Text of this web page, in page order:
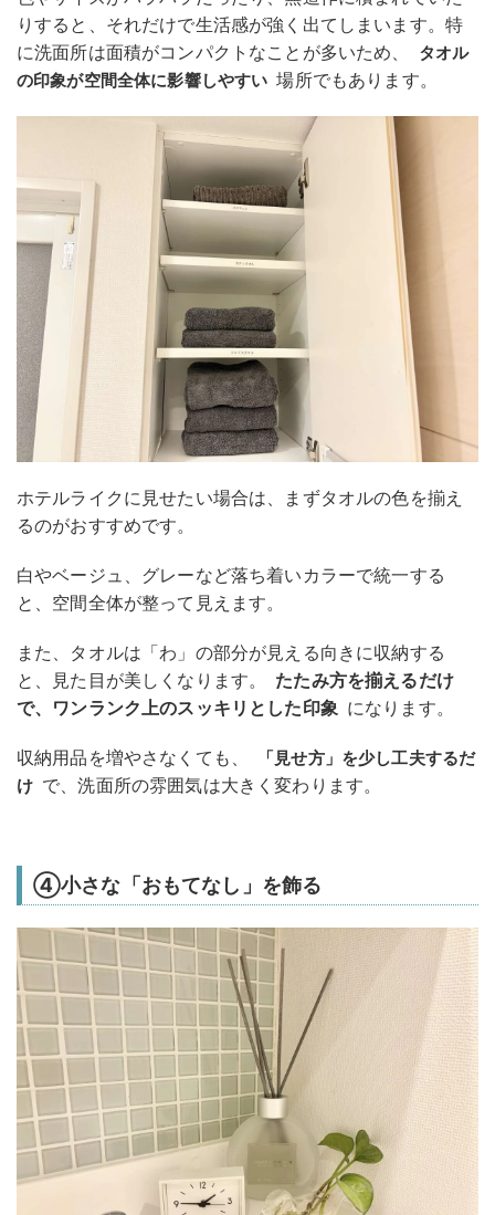
りすると、それだけで生活感が強く出てしまいます。特
に洗面所は面積がコンパクトなことが多いため、
タオル
の印象が空間全体に影響しやすい 場所でもあります。
ホテルライクに見せたい場合は、まずタオルの色を揃え
るのがおすすめです。
白やベージュ、グレーなど落ち着いカラーで統一する
と、空間全体が整って見えます。
また、タオルは「わ」の部分が見える向きに収納する
と、見た目が美しくなります。
たたみ方を揃えるだけ
で、ワンランク上のスッキリとした印象 になります。
収納用品を増やさなくても、
「見せ方」を少し工夫するだ
け で、洗面所の雰囲気は大きく変わります。
④小さな「おもてなし」を飾る